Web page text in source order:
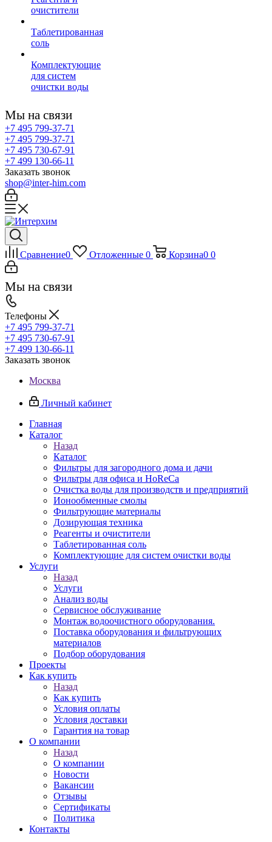
очистители
Таблетированная
соль
Комплектующие
для систем
очистки воды
Мы на связи
+7 495 799-37-71
+7 495 799-37-71
+7 495 730-67-91
+7 499 130-66-11
Заказать звонок
shop@inter-him.com
Сравнение0 Отложенные 0 Корзина0 0
Мы на связи
Телефоны
+7 495 799-37-71
+7 495 730-67-91
+7 499 130-66-11
Заказать звонок
Москва
Личный кабинет
Главная
Каталог
Назад
Каталог
Фильтры для загородного дома и дачи
Фильтры для офиса и HoReCa
Очистка воды для производств и предприятий
Ионообменные смолы
Фильтрующие материалы
Дозирующая техника
Реагенты и очистители
Таблетированная соль
Комплектующие для систем очистки воды
Услуги
Назад
Услуги
Анализ воды
Сервисное обслуживание
Монтаж водоочистного оборудования.
Поставка оборудования и фильтрующих
материалов
Подбор оборудования
Проекты
Как купить
Назад
Как купить
Условия оплаты
Условия доставки
Гарантия на товар
О компании
Назад
О компании
Новости
Вакансии
Отзывы
Сертификаты
Политика
Контакты